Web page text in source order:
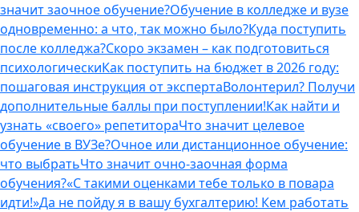
значит заочное обучение?Обучение в колледже и вузе
одновременно: а что, так можно было?Куда поступить
после колледжа?Скоро экзамен – как подготовиться
психологическиКак поступить на бюджет в 2026 году:
пошаговая инструкция от экспертаВолонтерил? Получи
дополнительные баллы при поступлении!Как найти и
узнать «своего» репетитораЧто значит целевое
обучение в ВУЗе?Очное или дистанционное обучение:
что выбратьЧто значит очно-заочная форма
обучения?«С такими оценками тебе только в повара
идти!»Да не пойду я в вашу бухгалтерию! Кем работать